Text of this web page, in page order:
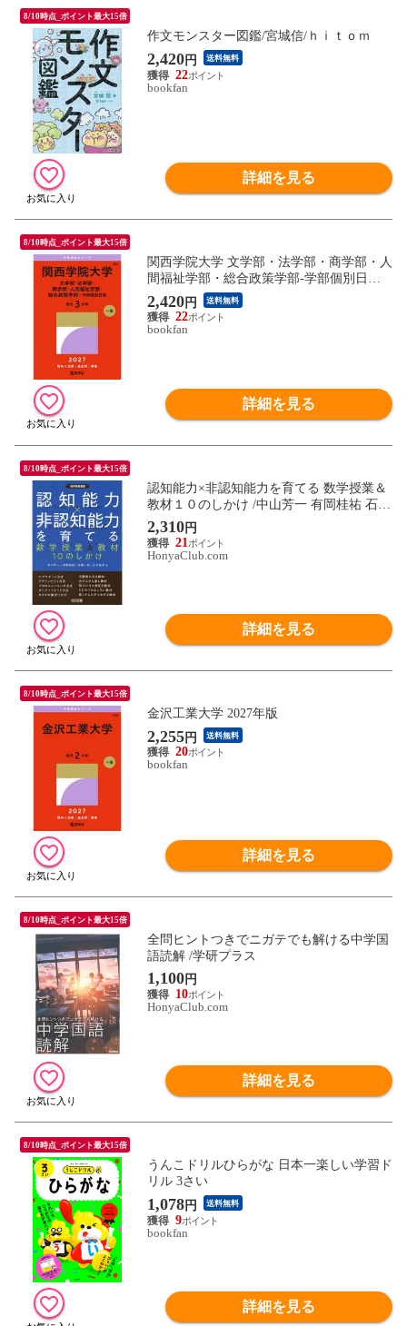
8/10時点_ポイント最大15倍
作文モンスター図鑑/宮城信/ｈｉｔｏｍ
2,420円 送料無料
22
bookfan
詳細を見る
8/10時点_ポイント最大15倍
関西学院大学 文学部・法学部・商学部・人
間福祉学部・総合政策学部-学部個別日程 2
027年版
2,420円 送料無料
22
bookfan
詳細を見る
8/10時点_ポイント最大15倍
認知能力×非認知能力を育てる 数学授業＆
教材１０のしかけ /中山芳一 有岡桂祐 石橋
一昴
2,310円
21
HonyaClub.com
詳細を見る
8/10時点_ポイント最大15倍
金沢工業大学 2027年版
2,255円 送料無料
20
bookfan
詳細を見る
8/10時点_ポイント最大15倍
全問ヒントつきでニガテでも解ける中学国
語読解 /学研プラス
1,100円
10
HonyaClub.com
詳細を見る
8/10時点_ポイント最大15倍
うんこドリルひらがな 日本一楽しい学習ド
リル 3さい
1,078円 送料無料
9
bookfan
詳細を見る